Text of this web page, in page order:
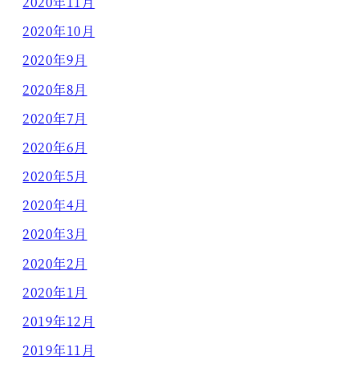
2020年10月
2020年9月
2020年8月
2020年7月
2020年6月
2020年5月
2020年4月
2020年3月
2020年2月
2020年1月
2019年12月
2019年11月